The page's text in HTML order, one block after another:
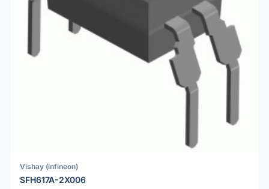
Vishay (infineon)
SFH617A-2X006